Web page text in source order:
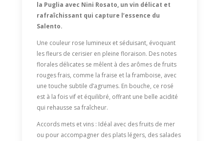
la Puglia avec Nini Rosato, un vin délicat et
rafraîchissant qui capture l’essence du
Salento.
Une couleur rose lumineux et séduisant, évoquant
les fleurs de cerisier en pleine floraison. Des notes
florales délicates se mêlent à des arômes de fruits
rouges frais, comme la fraise et la framboise, avec
une touche subtile d’agrumes. En bouche, ce rosé
est à la fois vif et équilibré, offrant une belle acidité
qui rehausse sa fraîcheur.
Accords mets et vins : Idéal avec des fruits de mer
ou pour accompagner des plats légers, des salades